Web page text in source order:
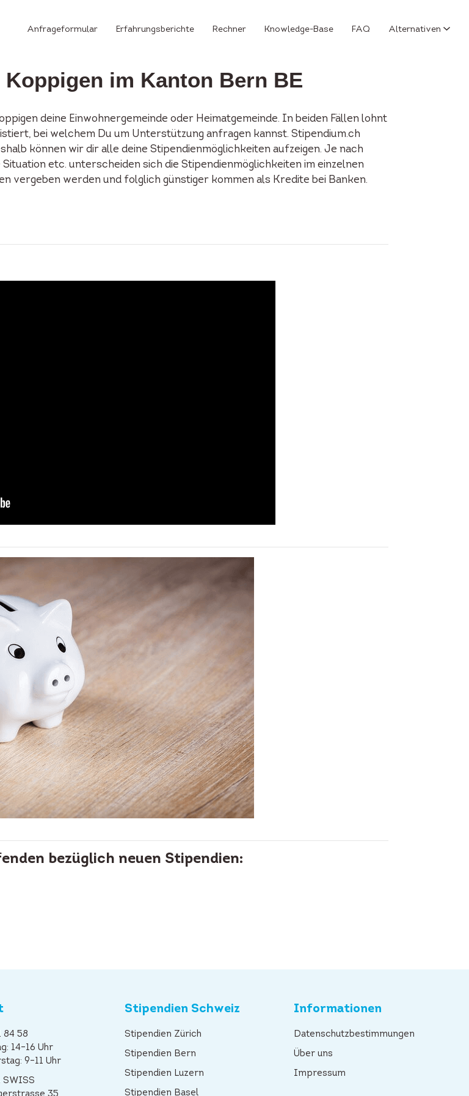
Anfrageformular Erfahrungsberichte Rechner Knowledge-Base FAQ Alternativen
im Kanton Bern BE
deine Einwohnergemeinde oder Heimatgemeinde. In beiden Fällen lohnt
bei welchem Du um Unterstützung anfragen kannst. Stipendium.ch
können wir dir alle deine Stipendienmöglichkeiten aufzeigen. Je nach
etc. unterscheiden sich die Stipendienmöglichkeiten im einzelnen
vergeben werden und folglich günstiger kommen als Kredite bei Banken.
bezüglich neuen Stipendien:
84 58
14–16 Uhr
9–11 Uhr
SWISS
Stipendien Schweiz
Stipendien Zürich
Stipendien Bern
Stipendien Luzern
Stipendien Basel
Informationen
Datenschutzbestimmungen
Über uns
Impressum